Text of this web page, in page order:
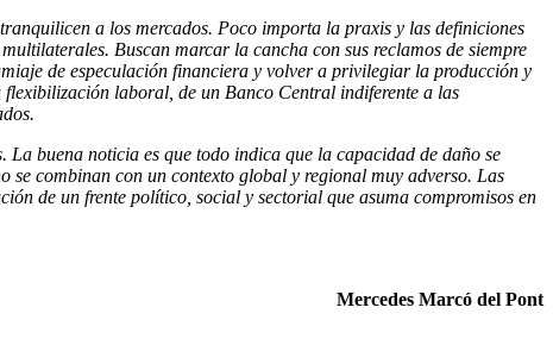
a los mercados. Poco importa la praxis y las definiciones
Buscan marcar la cancha con sus reclamos de siempre
de especulación financiera y volver a privilegiar la producción y
laboral, de un Banco Central indiferente a las
buena noticia es que todo indica que la capacidad de daño se
se combinan con un contexto global y regional muy adverso. Las
de un frente político, social y sectorial que asuma compromisos en
Mercedes Marcó del Pont